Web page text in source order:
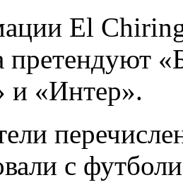
El
претендуют
и «Интер».
с